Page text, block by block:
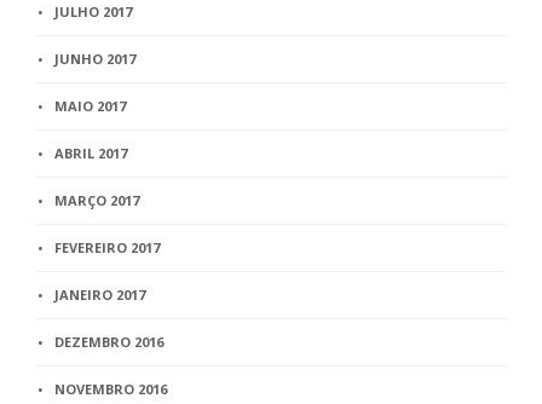
JULHO 2017
JUNHO 2017
MAIO 2017
ABRIL 2017
MARÇO 2017
FEVEREIRO 2017
JANEIRO 2017
DEZEMBRO 2016
NOVEMBRO 2016